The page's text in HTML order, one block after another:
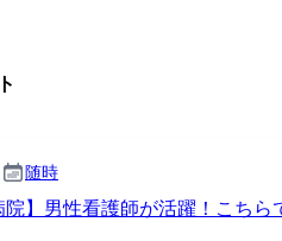
随時
院】男性看護師が活躍！こち